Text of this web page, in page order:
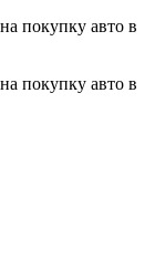
покупку авто в
покупку авто в